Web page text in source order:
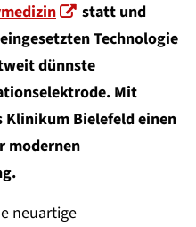
statt und
Technologie
dünnste
Mit
Klinikum Bielefeld einen
modernen
neuartige